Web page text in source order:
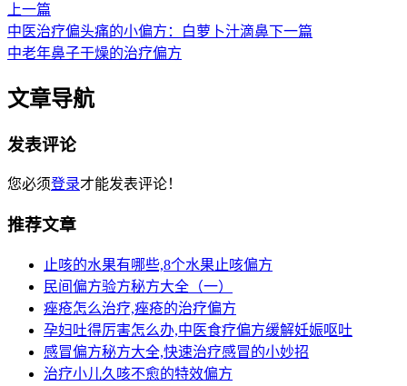
上一篇
中医治疗偏头痛的小偏方：白萝卜汁滴鼻下一篇
中老年鼻子干燥的治疗偏方
文章导航
发表评论
您必须登录才能发表评论！
推荐文章
止咳的水果有哪些,8个水果止咳偏方
民间偏方验方秘方大全（一）
痤疮怎么治疗,痤疮的治疗偏方
孕妇吐得厉害怎么办,中医食疗偏方缓解妊娠呕吐
感冒偏方秘方大全,快速治疗感冒的小妙招
治疗小儿久咳不愈的特效偏方